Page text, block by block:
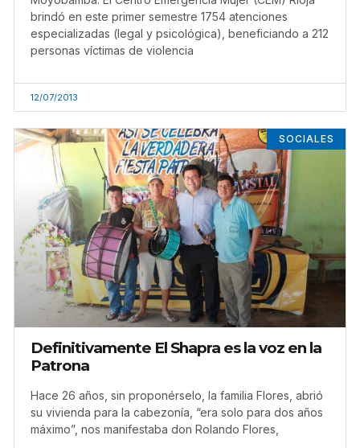
brindó en este primer semestre 1754 atenciones
especializadas (legal y psicológica), beneficiando a 212
personas víctimas de violencia
12/07/2013
SOCIALES
Definitivamente El Shapra es la voz en la
Patrona
Hace 26 años, sin proponérselo, la familia Flores, abrió
su vivienda para la cabezonía, “era solo para dos años
máximo”, nos manifestaba don Rolando Flores,